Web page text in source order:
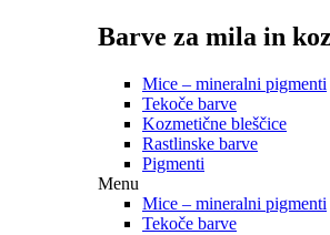
Barve za mila in
Mice – mineralni pigmenti
Tekoče barve
Kozmetične bleščice
Rastlinske barve
Pigmenti
Menu
Mice – mineralni pigmenti
Tekoče barve